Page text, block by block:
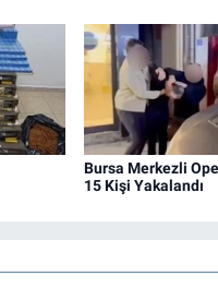
Bursa Merkezli
15 Kişi Yakalandı